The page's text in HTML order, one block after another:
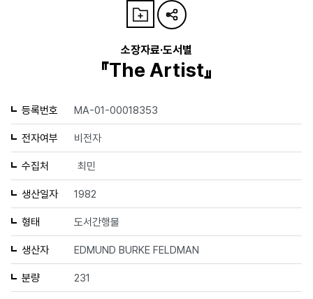
소장자료·도서별
『The Artist』
등록번호 MA-01-00018353
전자여부 비전자
수집처 최민
생산일자 1982
형태 도서간행물
생산자 EDMUND BURKE FELDMAN
분량 231